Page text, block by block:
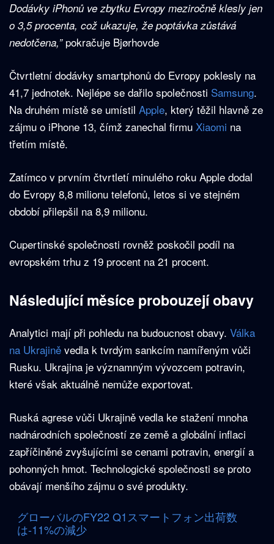
Dodávky iPhonů ve zbytku Evropy meziročně klesly jen
o 3,5 procenta, což ukazuje, že poptávka zůstává
nedotčena,” pokračuje Bjørhovde
Čtvrtletní dodávky smartphonů do Evropy poklesly na
41,7 jednotek. Nejlépe se dařilo společnosti Samsung.
Na druhém místě se umístil Apple, který těžil hlavně ze
zájmu o iPhone 13, čímž zanechal firmu Xiaomi na
třetím místě.
Zatímco v prvním čtvrtletí minulého roku Apple dodal
do Evropy 8,8 milionu telefonů, letos si ve stejném
období přilepšil na 8,9 milionu.
Cupertinské společnosti rovněž poskočil podíl na
evropském trhu z 19 procent na 21 procent.
Následující měsíce probouzejí obavy
Analytici mají při pohledu na budoucnost obavy. Válka
na Ukrajině vedla k tvrdým sankcím namířeným vůči
Rusku. Ukrajina je významným vývozcem potravin,
které však aktuálně nemůže exportovat.
Ruská agrese vůči Ukrajině vedla ke stažení mnoha
nadnárodních společností ze země a globální inflaci
zapříčiněné zvyšujícími se cenami potravin, energií a
pohonných hmot. Technologické společnosti se proto
obávají menšího zájmu o své produkty.
グローバルのFY22 Q1スマートフォン出荷数
は-11%の減少